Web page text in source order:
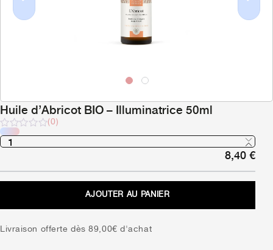
Previous Next
Huile d’Abricot BIO – Illuminatrice 50ml
Note
sur
(0)
8,40€
AJOUTER AU PANIER
Livraison offerte dès 89,00€ d'achat